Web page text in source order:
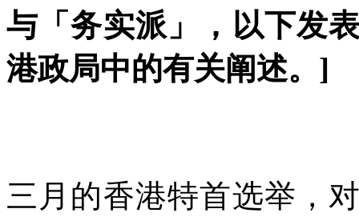
与「务实派」，以下发
港政局中的有关阐述。 ]
三月的香港特首选举，